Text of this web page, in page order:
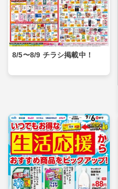
8/5〜8/9 チラシ掲載中！